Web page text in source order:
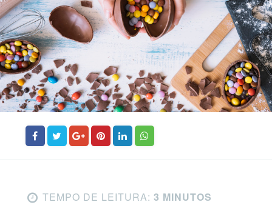
TEMPO DE LEITURA: 3 MINUTOS